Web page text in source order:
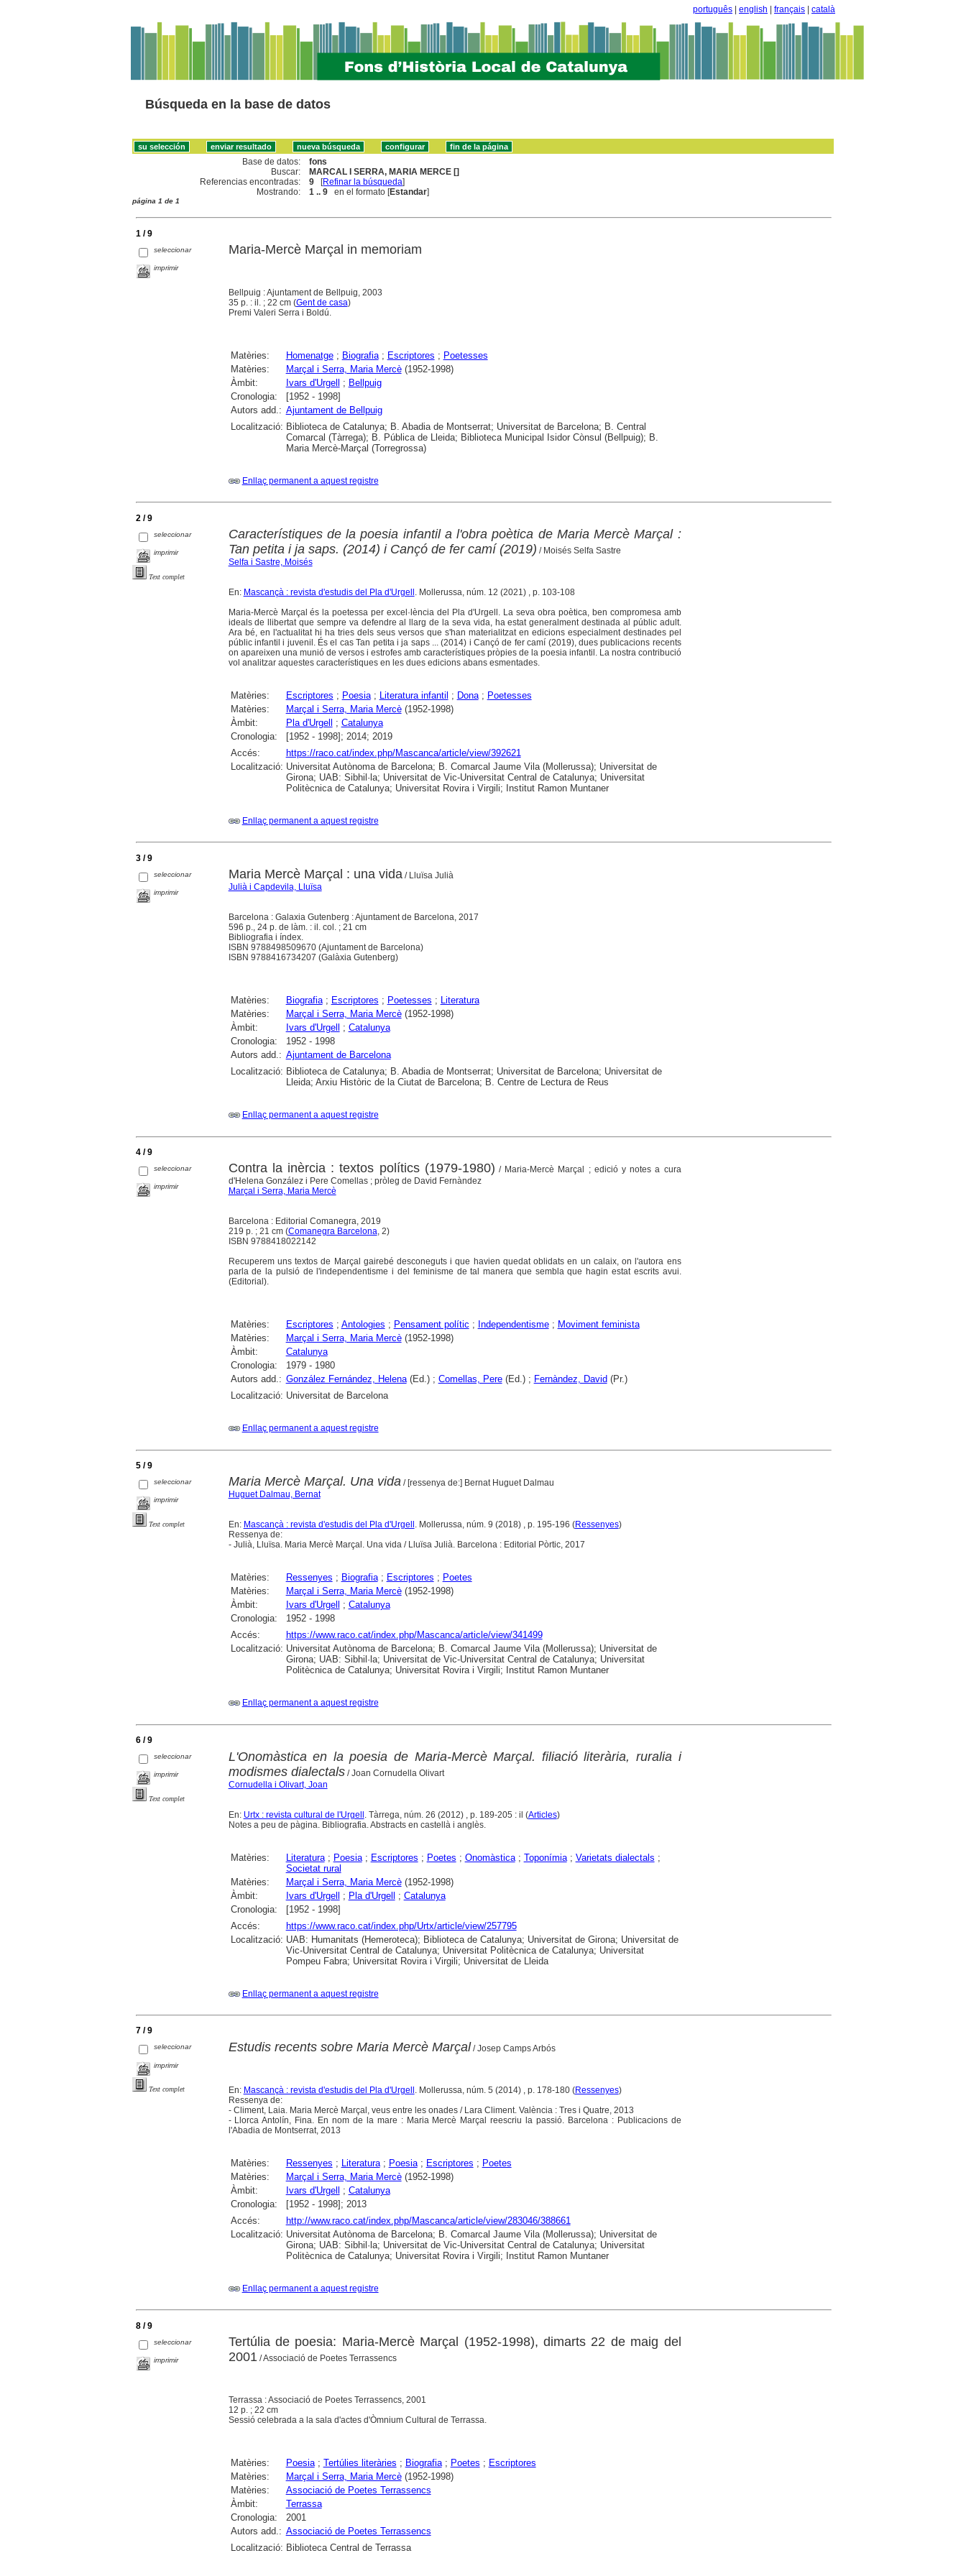
português english français català
Búsqueda en la base de datos
Base de datos:
fons
Buscar:
MARCAL I SERRA, MARIA MERCE []
Referencias encontradas:
9 [Refinar la búsqueda]
Mostrando:
1 .. 9 en el formato [Estandar]
página 1 de 1
1 / 9
seleccionar
imprimir
Maria-Mercè Marçal in memoriam
Bellpuig : Ajuntament de Bellpuig, 2003
35 p. : il. ; 22 cm (Gent de casa)
Premi Valeri Serra i Boldú.
Matèries: Homenatge; Biografia; Escriptores ; Poetesses
Matèries:
Marçal i Serra, Maria Mercè(1952-1998)
Àmbit:
Ivars d'Urgell ; Bellpuig
Cronologia:
[1952 - 1998]
Autors add.: Ajuntament de Bellpuig
Localització: Biblioteca de Catalunya; B. Abadia de Montserrat; Universitat de Barcelona; B. Central
Comarcal (Tàrrega); B. Pública de Lleida; Biblioteca Municipal Isidor Cònsul (Bellpuig); B.
Maria Mercè-Marçal (Torregrossa)
Enllaç permanent a aquest registre
2 / 9
seleccionar
imprimir
Text complet
Característiques de la poesia infantil a l'obra poètica de Maria Mercè Marçal :
Tan petita i ja saps. (2014) i Cançó de fer camí (2019) / Moisés Selfa Sastre
Selfa i Sastre, Moisés
En: Mascançà : revista d'estudis del Pla d'Urgell . Mollerussa, núm. 12 (2021) , p. 103-108
Maria-Mercè Marçal és la poetessa per excel·lència del Pla d'Urgell. La seva obra poètica, ben compromesa amb
ideals de llibertat que sempre va defendre al llarg de la seva vida, ha estat generalment destinada al públic adult.
Ara bé, en l'actualitat hi ha tries dels seus versos que s'han materialitzat en edicions especialment destinades pel
públic infantil i juvenil. És el cas Tan petita i ja saps ... (2014) i Cançó de fer camí (2019), dues publicacions recents
on apareixen una munió de versos i estrofes amb característiques pròpies de la poesia infantil. La nostra contribució
vol analitzar aquestes característiques en les dues edicions abans esmentades.
Matèries: Escriptores ; Poesia; Literatura infantil ; Dona; Poetesses
Matèries:
Marçal i Serra, Maria Mercè(1952-1998)
Àmbit:
Pla d'Urgell ; Catalunya
Cronologia:
[1952 - 1998]; 2014; 2019
Accés:
https://raco.cat/index.php/Mascanca/article/view/392621
Localització: Universitat Autònoma de Barcelona; B. Comarcal Jaume Vila (Mollerussa); Universitat de
Girona; UAB: Sibhil·la; Universitat de Vic-Universitat Central de Catalunya; Universitat
Politècnica de Catalunya; Universitat Rovira i Virgili; Institut Ramon Muntaner
Enllaç permanent a aquest registre
3 / 9
seleccionar
imprimir
Maria Mercè Marçal : una vida/ Lluïsa Julià
Julià i Capdevila, Lluïsa
Barcelona : Galaxia Gutenberg : Ajuntament de Barcelona, 2017
596 p., 24 p. de làm. : il. col. ; 21 cm
Bibliografia i índex.
ISBN 9788498509670 (Ajuntament de Barcelona)
ISBN 9788416734207 (Galàxia Gutenberg)
Matèries: Biografia; Escriptores ; Poetesses ; Literatura
Matèries:
Marçal i Serra, Maria Mercè(1952-1998)
Àmbit:
Ivars d'Urgell ; Catalunya
Cronologia:
1952 - 1998
Autors add.: Ajuntament de Barcelona
Localització: Biblioteca de Catalunya; B. Abadia de Montserrat; Universitat de Barcelona; Universitat de
Lleida; Arxiu Històric de la Ciutat de Barcelona; B. Centre de Lectura de Reus
Enllaç permanent a aquest registre
4 / 9
seleccionar
imprimir
Contra la inèrcia : textos polítics (1979-1980) / Maria-Mercè Marçal ; edició y notes a cura
d'Helena González i Pere Comellas ; pròleg de David Fernàndez
Marçal i Serra, Maria Mercè
Barcelona : Editorial Comanegra, 2019
219 p. ; 21 cm (Comanegra Barcelona, 2)
ISBN 9788418022142
Recuperem uns textos de Marçal gairebé desconeguts i que havien quedat oblidats en un calaix, on l'autora ens
parla de la pulsió de l'independentisme i del feminisme de tal manera que sembla que hagin estat escrits avui.
(Editorial).
Matèries: Escriptores ; Antologies ; Pensament polític ; Independentisme; Moviment feminista
Matèries:
Marçal i Serra, Maria Mercè(1952-1998)
Àmbit:
Catalunya
Cronologia:
1979 - 1980
Autors add.: González Fernández, Helena(Ed.) ; Comellas, Pere(Ed.) ; Fernàndez, David (Pr.)
Localització: Universitat de Barcelona
Enllaç permanent a aquest registre
5 / 9
seleccionar
imprimir
Text complet
Maria Mercè Marçal. Una vida/ [ressenya de:] Bernat Huguet Dalmau
Huguet Dalmau, Bernat
En: Mascançà : revista d'estudis del Pla d'Urgell . Mollerussa, núm. 9 (2018) , p. 195-196 (Ressenyes)
Ressenya de:
- Julià, Lluïsa. Maria Mercè Marçal. Una vida / Lluïsa Julià. Barcelona : Editorial Pòrtic, 2017
Matèries: Ressenyes ; Biografia; Escriptores ; Poetes
Matèries:
Marçal i Serra, Maria Mercè(1952-1998)
Àmbit:
Ivars d'Urgell ; Catalunya
Cronologia:
1952 - 1998
Accés:
https://www.raco.cat/index.php/Mascanca/article/view/341499
Localització: Universitat Autònoma de Barcelona; B. Comarcal Jaume Vila (Mollerussa); Universitat de
Girona; UAB: Sibhil·la; Universitat de Vic-Universitat Central de Catalunya; Universitat
Politècnica de Catalunya; Universitat Rovira i Virgili; Institut Ramon Muntaner
Enllaç permanent a aquest registre
6 / 9
seleccionar
imprimir
Text complet
L'Onomàstica en la poesia de Maria-Mercè Marçal. filiació literària, ruralia i
modismes dialectals/ Joan Cornudella Olivart
Cornudella i Olivart, Joan
En: Urtx : revista cultural de l'Urgell . Tàrrega, núm. 26 (2012) , p. 189-205 : il (Articles)
Notes a peu de pàgina. Bibliografia. Abstracts en castellà i anglès.
Matèries: Literatura; Poesia; Escriptores ; Poetes ; Onomàstica; Toponímia; Varietats dialectals ;
Societat rural
Matèries:
Marçal i Serra, Maria Mercè(1952-1998)
Àmbit:
Ivars d'Urgell ; Pla d'Urgell ; Catalunya
Cronologia:
[1952 - 1998]
Accés:
https://www.raco.cat/index.php/Urtx/article/view/257795
Localització: UAB: Humanitats (Hemeroteca); Biblioteca de Catalunya; Universitat de Girona; Universitat de
Vic-Universitat Central de Catalunya; Universitat Politècnica de Catalunya; Universitat
Pompeu Fabra; Universitat Rovira i Virgili; Universitat de Lleida
Enllaç permanent a aquest registre
7 / 9
seleccionar
imprimir
Text complet
Estudis recents sobre Maria Mercè Marçal/ Josep Camps Arbós
En: Mascançà : revista d'estudis del Pla d'Urgell . Mollerussa, núm. 5 (2014) , p. 178-180 (Ressenyes)
Ressenya de:
- Climent, Laia. Maria Mercè Marçal, veus entre les onades / Lara Climent. València : Tres i Quatre, 2013
- Llorca Antolín, Fina. En nom de la mare : Maria Mercè Marçal reescriu la passió. Barcelona : Publicacions de
l'Abadia de Montserrat, 2013
Matèries: Ressenyes ; Literatura; Poesia; Escriptores ; Poetes
Matèries:
Marçal i Serra, Maria Mercè(1952-1998)
Àmbit:
Ivars d'Urgell ; Catalunya
Cronologia:
[1952 - 1998]; 2013
Accés:
http://www.raco.cat/index.php/Mascanca/article/view/283046/388661
Localització: Universitat Autònoma de Barcelona; B. Comarcal Jaume Vila (Mollerussa); Universitat de
Girona; UAB: Sibhil·la; Universitat de Vic-Universitat Central de Catalunya; Universitat
Politècnica de Catalunya; Universitat Rovira i Virgili; Institut Ramon Muntaner
Enllaç permanent a aquest registre
8 / 9
seleccionar
imprimir
Tertúlia de poesia: Maria-Mercè Marçal (1952-1998), dimarts 22 de maig del
2001 / Associació de Poetes Terrassencs
Terrassa : Associació de Poetes Terrassencs, 2001
12 p. ; 22 cm
Sessió celebrada a la sala d'actes d'Òmnium Cultural de Terrassa.
Matèries: Poesia; Tertúlies literàries ; Biografia; Poetes ; Escriptores
Matèries:
Marçal i Serra, Maria Mercè(1952-1998)
Matèries:
Associació de Poetes Terrassencs
Àmbit:
Terrassa
Cronologia:
2001
Autors add.: Associació de Poetes Terrassencs
Localització: Biblioteca Central de Terrassa